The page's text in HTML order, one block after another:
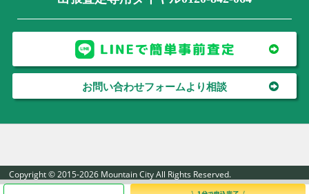
お問い合わせフォームより相談
Copyright © 2015-2026 Mountain City All Rights Reserved.